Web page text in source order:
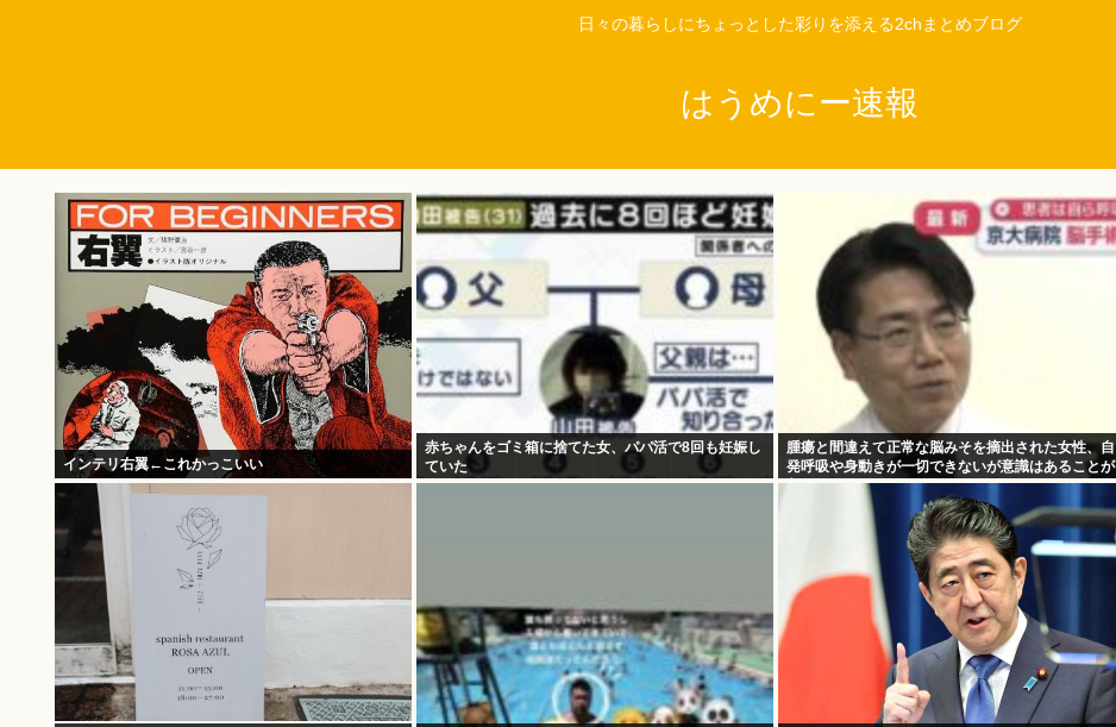
日々の暮らしにちょっとした彩りを添える2chまとめブログ
はうめにー速報
インテリ右翼←これかっこいい
赤ちゃんをゴミ箱に捨てた女、パパ活で8回も妊娠し
ていた
腫瘍と間違えて正常な脳みそを摘出された女性、自
発呼吸や身動きが一切できないが意識はあることが
判明